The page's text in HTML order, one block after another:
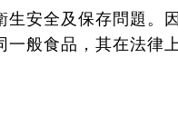
生安全及保存問題。
一般食品，其在法律